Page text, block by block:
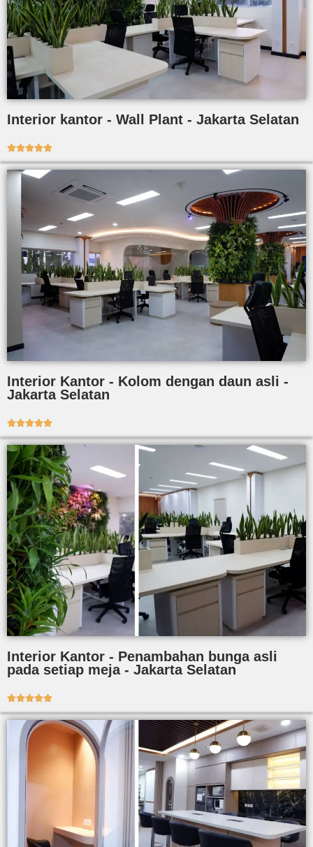
Interior kantor - Wall Plant - Jakarta Selatan

Interior Kantor - Kolom dengan daun asli -
Jakarta Selatan

Interior Kantor - Penambahan bunga asli
pada setiap meja - Jakarta Selatan
